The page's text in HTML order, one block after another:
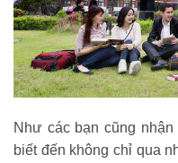
Như các bạn cũng
biết đến không chỉ qua